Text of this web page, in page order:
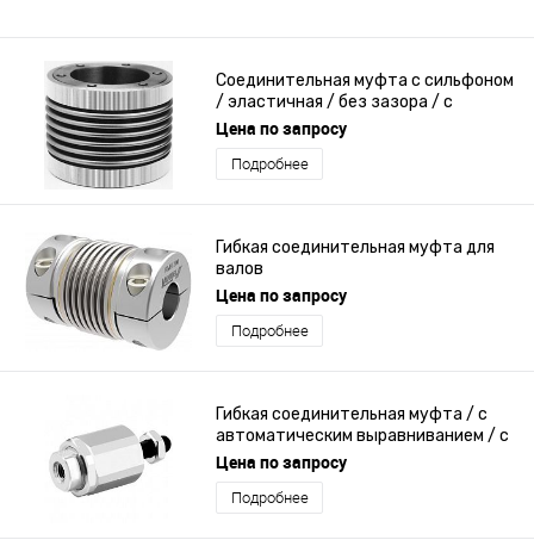
Соединительная муфта с сильфоном
/ эластичная / без зазора / с
фланцем
Цена по запросу
Подробнее
Гибкая соединительная муфта для
валов
Цена по запросу
Подробнее
Гибкая соединительная муфта / с
автоматическим выравниванием / с
фланцем
Цена по запросу
Подробнее